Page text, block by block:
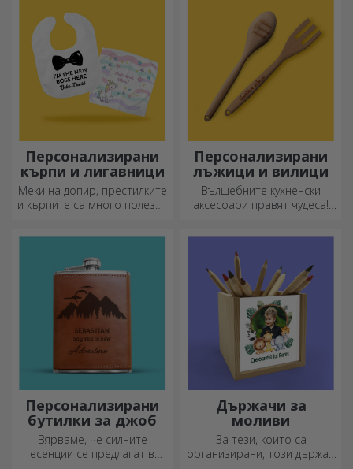
навсякъде с вас!
емайлираните не се чупят.
Персонализирани
кърпи и лигавници
Меки на допир, престилките
и кърпите са много полезни
Персонализирани
лъжици и вилици
Вълшебните кухненски
аксесоари правят чудеса!
Персонализирани
бутилки за джоб
Вярваме, че силните
есенции се предлагат в
Държачи за
моливи
За тези, които са
организирани, този държач